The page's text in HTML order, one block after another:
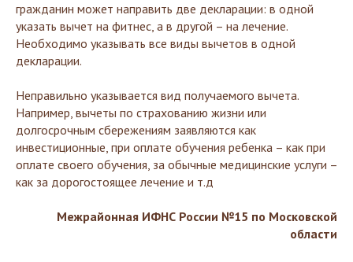
гражданин может направить две декларации: в одной
указать вычет на фитнес, а в другой – на лечение.
Необходимо указывать все виды вычетов в одной
декларации.
Неправильно указывается вид получаемого вычета.
Например, вычеты по страхованию жизни или
долгосрочным сбережениям заявляются как
инвестиционные, при оплате обучения ребенка – как при
оплате своего обучения, за обычные медицинские услуги –
как за дорогостоящее лечение и т.д
Межрайонная ИФНС России №15 по Московской
области